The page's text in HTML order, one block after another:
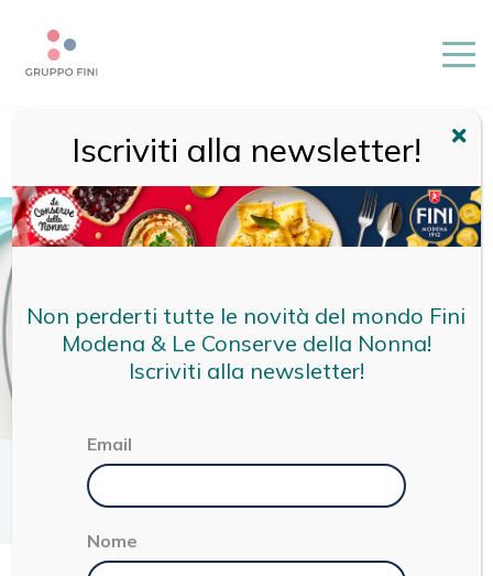
/MAGAZINE/TERRITORIO/ I DOLCI TIPICI DI
CARNEVALE IN EMILIA-ROMAGNA
Iscriviti alla newsletter!
Non perderti tutte le novità del mondo Fini
Modena & Le Conserve della Nonna!
Iscriviti alla newsletter!
Email
Nome